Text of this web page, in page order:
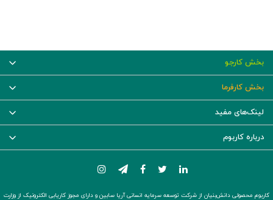
بخش کارجو
بخش کارفرما
لینک‌های مفید
درباره کاربوم
کاربوم محصولی دانش‌بنیان از شرکت توسعه سرمایه انسانی آریا سابین و دارای مجوز کاریابی الکترونیک از وزارت